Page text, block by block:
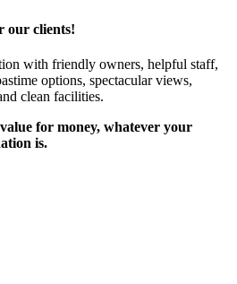
our clients!
with friendly owners, helpful staff,
options, spectacular views,
clean facilities.
for money, whatever your
is.